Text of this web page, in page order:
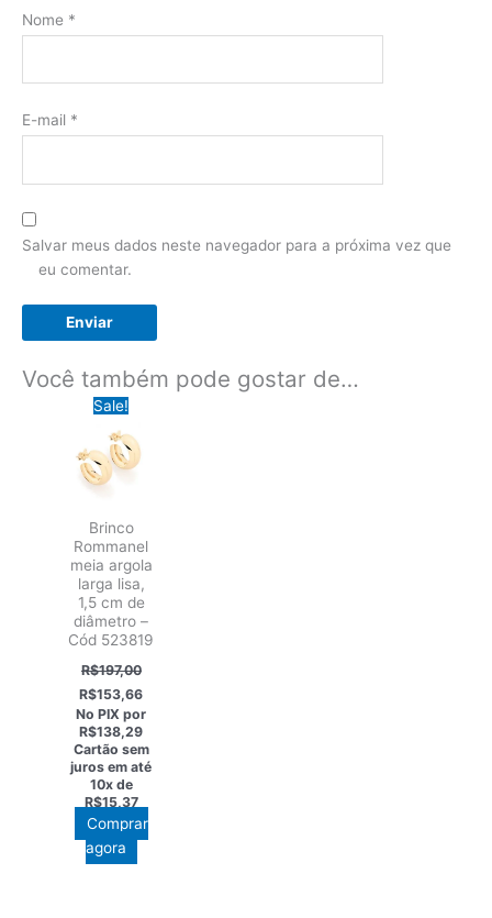
Nome *
E-mail *
Salvar meus dados neste navegador para a próxima vez que
eu comentar.
Você também pode gostar de…
Sale!
Brinco
Rommanel
meia argola
larga lisa,
1,5 cm de
diâmetro –
Cód 523819
R$197,00
O
preço
original
era:
R$197,00.
R$153,66O
atual
R$153,66.
No PIX por
R$138,29
Cartão sem
juros em até
10x de
R$15,37
Comprar
agora